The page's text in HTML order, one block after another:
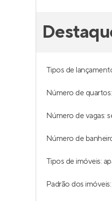
Tipos de
Número de
Número de vagas:
Número de
Tipos de imóveis:
Padrão dos